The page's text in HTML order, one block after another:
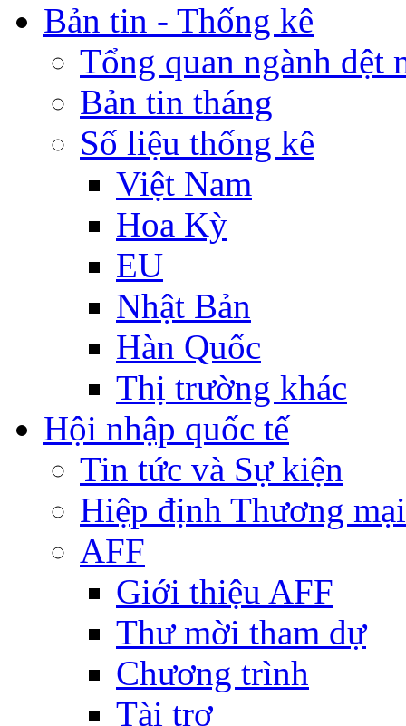
Bản tin - Thống kê
Tổng quan ngành dệt
Bản tin tháng
Số liệu thống kê
Việt Nam
Hoa Kỳ
EU
Nhật Bản
Hàn Quốc
Thị trường khác
Hội nhập quốc tế
Tin tức và Sự kiện
Hiệp định Thương
AFF
Giới thiệu AFF
Thư mời tham dự
Chương trình
Tài trợ